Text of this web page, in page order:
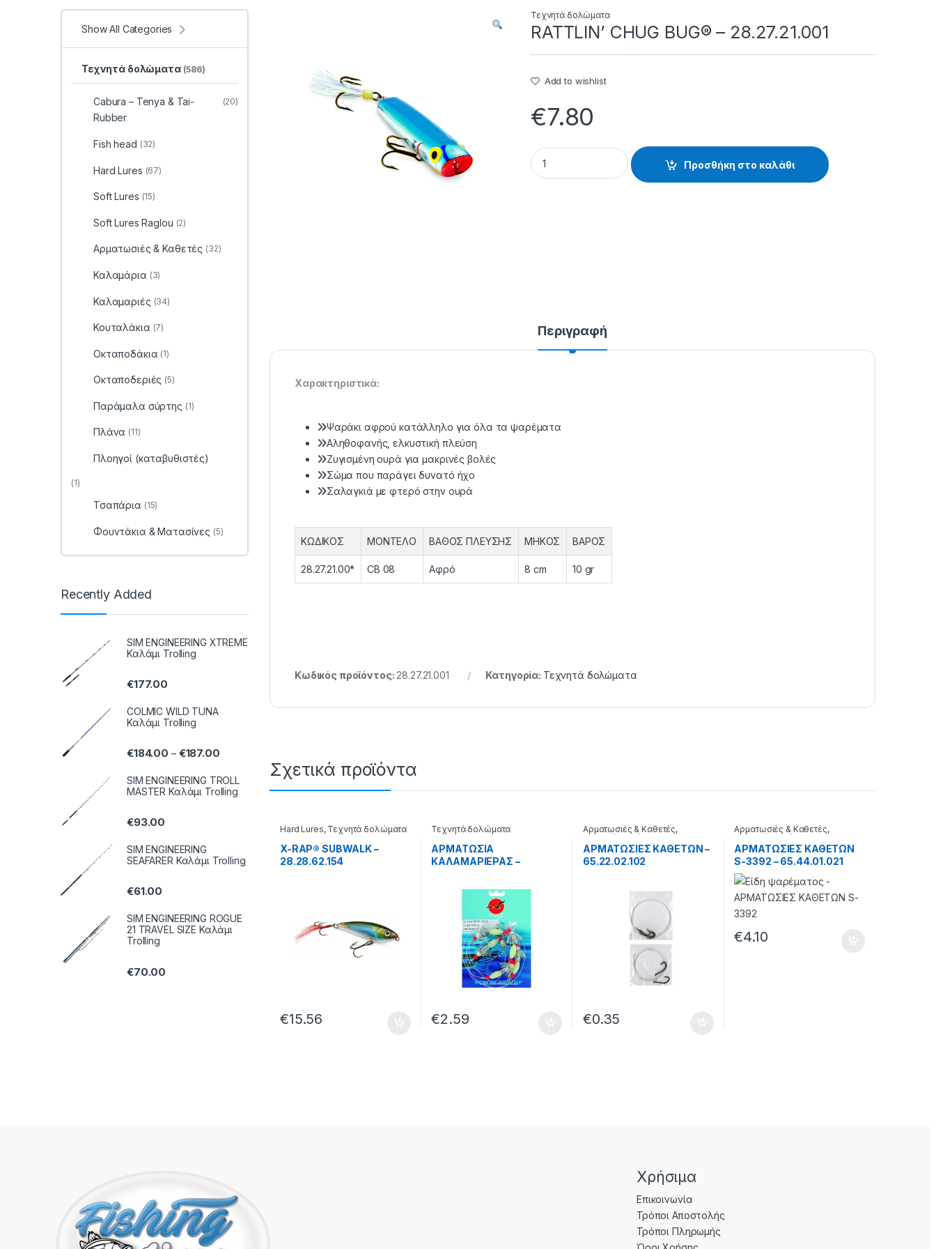
Τεχνητά δολώματα
RATTLIN’ CHUG BUG® – 28.27.21.001
Add to wishlist
€7.80
RATTLIN' CHUG BUG® - 28.27.21.001 quantity
Προσθήκη στο καλάθι
Περιγραφή
Χαρακτηριστικά:
Ψαράκι αφρού κατάλληλο για όλα τα ψαρέματα
Αληθοφανής, ελκυστική πλεύση
Ζυγισμένη ουρά για μακρινές βολές
Σώμα που παράγει δυνατό ήχο
Σαλαγκιά με φτερό στην ουρά
ΚΩΔΙΚΟΣ ΜΟΝΤΕΛΟ ΒΑΘΟΣ ΠΛΕΥΣΗΣ ΜΗΚΟΣ ΒΑΡΟΣ
28.27.21.00* CB 08 Αφρό 8 cm 10 gr
Κωδικός προϊόντος: 28.27.21.001 Κατηγορία: Τεχνητά δολώματα
Σχετικά προϊόντα
Hard Lures, Τεχνητά δολώματα
X-RAP® SUBWALK –
28.28.62.154
€15.56
Τεχνητά δολώματα
ΑΡΜΑΤΩΣΙΑ
ΚΑΛΑΜΑΡΙΕΡΑΣ –
€2.59
Αρματωσιές & Καθετές,
Τεχνητά δολώματα
ΑΡΜΑΤΩΣΙΕΣ ΚΑΘΕΤΩΝ –
65.22.02.102
€0.35
Αρματωσιές & Καθετές,
Τεχνητά δολώματα
ΑΡΜΑΤΩΣΙΕΣ ΚΑΘΕΤΩΝ
S-3392 – 65.44.01.021
€4.10
Show All Categories
Τεχνητά δολώματα (586)
Cabura – Tenya & Tai-
Rubber
(20)
Fish head (32)
Hard Lures (67)
Soft Lures (15)
Soft Lures Raglou (2)
Αρματωσιές & Καθετές (32)
Καλαμάρια (3)
Καλαμαριές (34)
Κουταλάκια (7)
Οκταποδάκια (1)
Οκταποδεριές (5)
Παράμαλα σύρτης (1)
Πλάνα (11)
Πλοηγοί (καταβυθιστές)
(1)
Τσαπάρια (15)
Φουντάκια & Ματασίνες (5)
Recently Added
SIM ENGINEERING XTREME
Καλάμι Trolling
€177.00
COLMIC WILD TUNA
Καλάμι Trolling
€184.00 – €187.00
SIM ENGINEERING TROLL
MASTER Καλάμι Trolling
€93.00
SIM ENGINEERING
SEAFARER Καλάμι Trolling
€61.00
SIM ENGINEERING ROGUE
21 TRAVEL SIZE Καλάμι
Trolling
€70.00
Χρήσιμα
Επικοινωνία
Τρόποι Αποστολής
Τρόποι Πληρωμής